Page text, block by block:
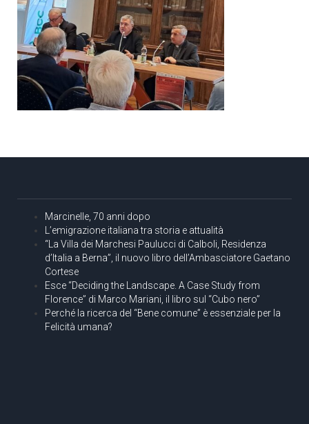
Marcinelle, 70 anni dopo
L’emigrazione italiana tra storia e attualità
“La Villa dei Marchesi Paulucci di Calboli, Residenza
d’Italia a Berna”, il nuovo libro dell’Ambasciatore Gaetano
Cortese
Esce “Deciding the Landscape. A Case Study from
Florence” di Marco Mariani, il libro sul “Cubo nero”
Perché la ricerca del “Bene comune” è essenziale per la
Felicità umana?